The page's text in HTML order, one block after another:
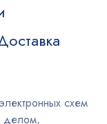
схем
делом,